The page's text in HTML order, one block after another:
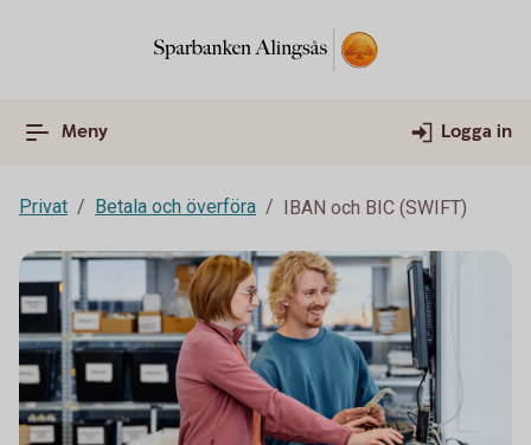
Meny Logga in
Privat Betala och överföra IBAN och BIC (SWIFT)